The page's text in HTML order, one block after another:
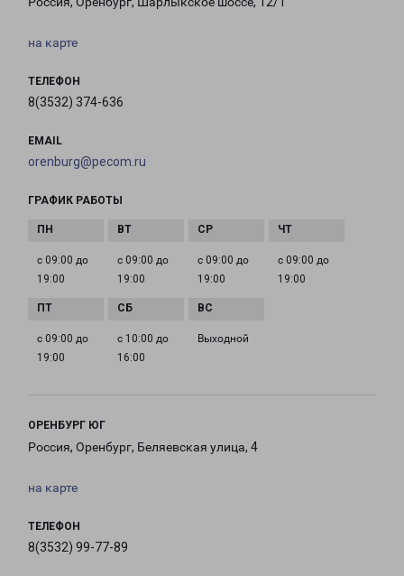
на карте
ТЕЛЕФОН
8(3532) 374-636
EMAIL
orenburg@pecom.ru
ГРАФИК РАБОТЫ
с 09:00 до
19:00
с 09:00 до
19:00
с 09:00 до
19:00
с 09:00 до
19:00
с 09:00 до
19:00
с 10:00 до
16:00
Выходной
ОРЕНБУРГ ЮГ
Россия, Оренбург, Беляевская улица, 4
на карте
ТЕЛЕФОН
8(3532) 99-77-89